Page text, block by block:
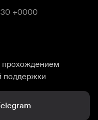
+0000
прохождением
поддержки